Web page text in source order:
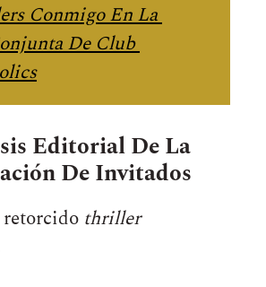
Conmigo En La
Lectura Conjunta De Club
Editorial De La
De Invitados
thriller